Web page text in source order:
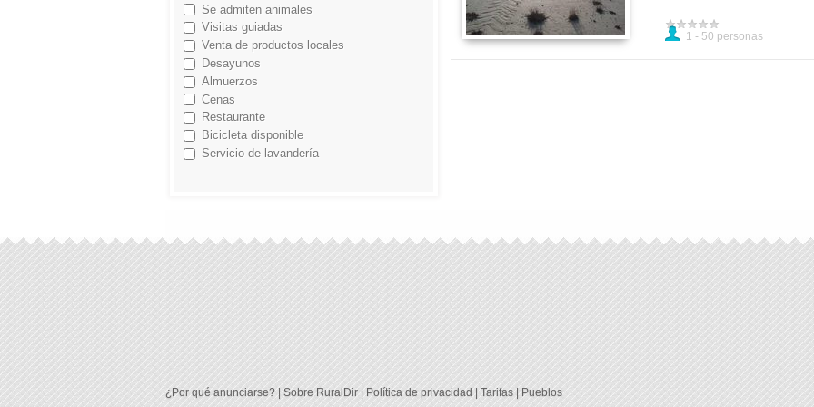
1 - 50 personas
Se admiten animales
Visitas guiadas
Venta de productos locales
Desayunos
Almuerzos
Cenas
Restaurante
Bicicleta disponible
Servicio de lavandería
¿Por qué anunciarse?| Sobre RuralDir | Política de privacidad|Tarifas | Pueblos